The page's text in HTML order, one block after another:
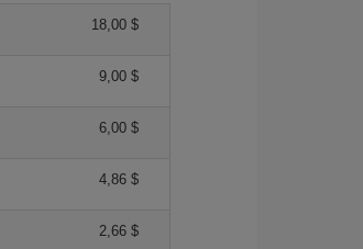
18,00 $
9,00 $
6,00 $
4,86 $
2,66 $